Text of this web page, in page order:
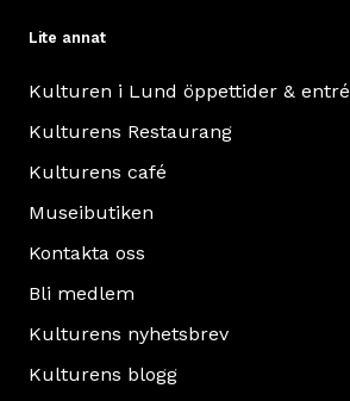
Lite annat
Kulturen i Lund öppettider & entré
Kulturens Restaurang
Kulturens café
Museibutiken
Kontakta oss
Bli medlem
Kulturens nyhetsbrev
Kulturens blogg